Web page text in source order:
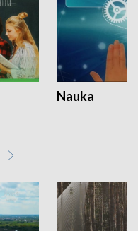
Nauka